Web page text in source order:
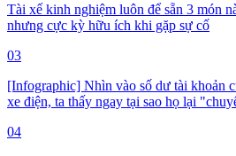
Tài xế kinh nghiệm luôn để sẵn 3 món
nhưng cực kỳ hữu ích khi gặp sự cố
03
[Infographic] Nhìn vào số dư tài khoản
xe điện, ta thấy ngay tại sao họ lại
04